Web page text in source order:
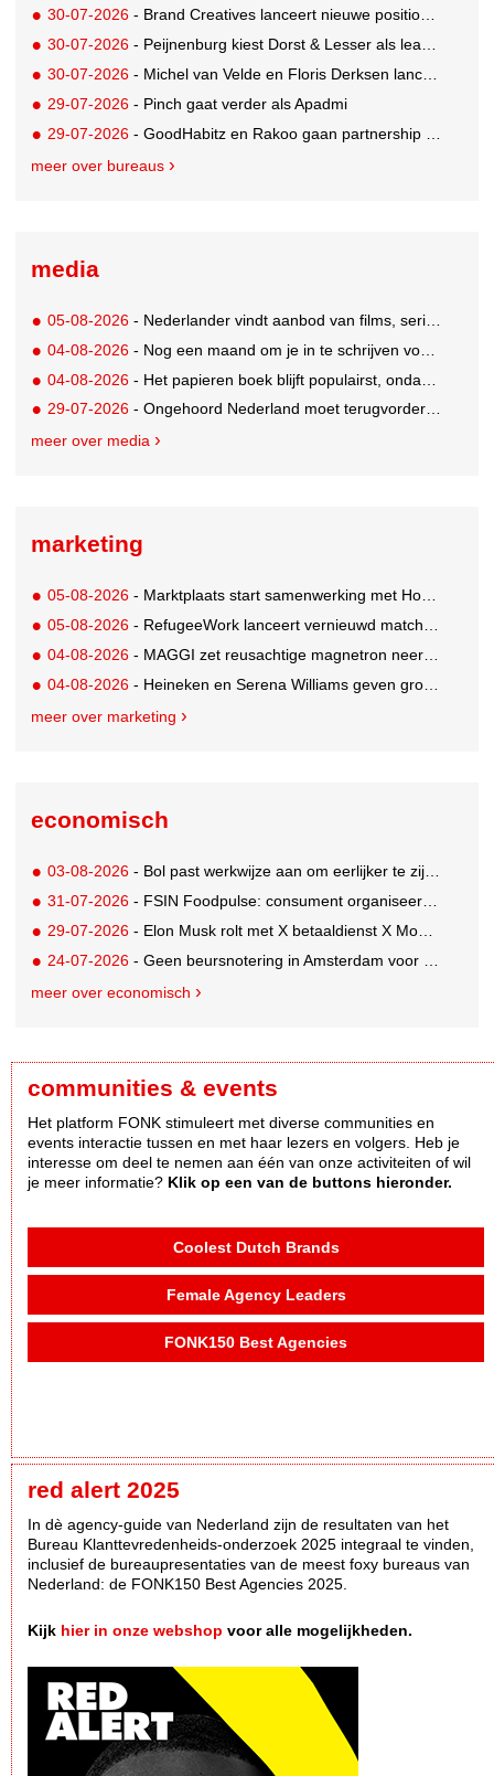
30-07-2026 - Brand Creatives lanceert nieuwe positionering: Create to Celebrate
30-07-2026 - Peijnenburg kiest Dorst & Lesser als lead social agency
30-07-2026 - Michel van Velde en Floris Derksen lanceren I.C.Y. group: drie specialistische bureaus, één visie op groei
29-07-2026 - Pinch gaat verder als Apadmi
29-07-2026 - GoodHabitz en Rakoo gaan partnership aan voor geïntegreerde talentontwikkeling
meer over bureaus
media
05-08-2026 - Nederlander vindt aanbod van films, series en sport vaak versnipperd
04-08-2026 - Nog een maand om je in te schrijven voor de Mercurs 2026
04-08-2026 - Het papieren boek blijft populairst, ondanks digitale alternatieven
29-07-2026 - Ongehoord Nederland moet terugvordering betalen aan Commissariaat voor de Media
meer over media
marketing
05-08-2026 - Marktplaats start samenwerking met House of Cars
05-08-2026 - RefugeeWork lanceert vernieuwd matchingplatform voor nieuwkomers en werkgevers
04-08-2026 - MAGGI zet reusachtige magnetron neer op Solar Festival
04-08-2026 - Heineken en Serena Williams geven grootste tennisfans kans om US Open bij te wonen
meer over marketing
economisch
03-08-2026 - Bol past werkwijze aan om eerlijker te zijn naar verkopers en consumenten
31-07-2026 - FSIN Foodpulse: consument organiseert eet- en koopgedrag bewuster
29-07-2026 - Elon Musk rolt met X betaaldienst X Money uit in VS: zorgen in Washington
24-07-2026 - Geen beursnotering in Amsterdam voor nieuw concern voedingsmerken Unilever
meer over economisch
communities & events
Het platform FONK stimuleert met diverse communities en
events interactie tussen en met haar lezers en volgers. Heb je
interesse om deel te nemen aan één van onze activiteiten of wil
je meer informatie? Klik op een van de buttons hieronder.
Coolest Dutch Brands
Female Agency Leaders
FONK150 Best Agencies
red alert 2025
In dè agency-guide van Nederland zijn de resultaten van het
Bureau Klanttevredenheids-onderzoek 2025 integraal te vinden,
inclusief de bureaupresentaties van de meest foxy bureaus van
Nederland: de FONK150 Best Agencies 2025.
Kijk hier in onze webshop voor alle mogelijkheden.